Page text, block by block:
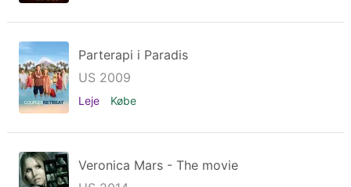
Parterapi i Paradis
US 2009
Leje Købe
Veronica Mars - The movie